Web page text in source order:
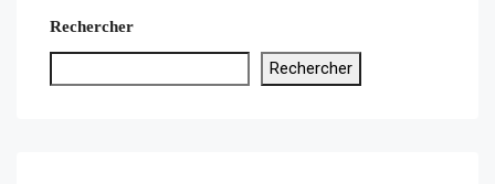
Rechercher
Rechercher